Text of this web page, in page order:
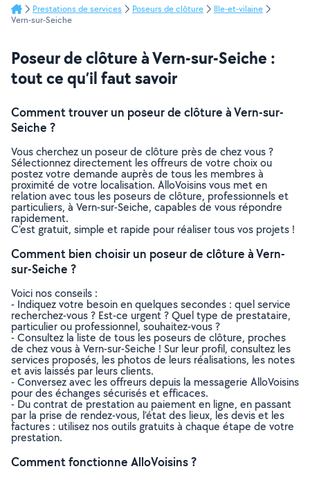
Prestations de services Poseurs de clôture
Ille-et-vilaine
Vern-sur-Seiche
Poseur de clôture à Vern-sur-Seiche :
tout ce qu’il faut savoir
Comment trouver un poseur de clôture à Vern-sur-
Seiche ?
Vous cherchez un poseur de clôture près de chez vous ?
Sélectionnez directement les offreurs de votre choix ou
postez votre demande auprès de tous les membres à
proximité de votre localisation. AlloVoisins vous met en
relation avec tous les poseurs de clôture, professionnels et
particuliers, à Vern-sur-Seiche, capables de vous répondre
rapidement.
C’est gratuit, simple et rapide pour réaliser tous vos projets !
Comment bien choisir un poseur de clôture à Vern-
sur-Seiche ?
Voici nos conseils :
- Indiquez votre besoin en quelques secondes : quel service
recherchez-vous ? Est-ce urgent ? Quel type de prestataire,
particulier ou professionnel, souhaitez-vous ?
- Consultez la liste de tous les poseurs de clôture, proches
de chez vous à Vern-sur-Seiche ! Sur leur profil, consultez les
services proposés, les photos de leurs réalisations, les notes
et avis laissés par leurs clients.
- Conversez avec les offreurs depuis la messagerie AlloVoisins
pour des échanges sécurisés et efficaces.
- Du contrat de prestation au paiement en ligne, en passant
par la prise de rendez-vous, l’état des lieux, les devis et les
factures : utilisez nos outils gratuits à chaque étape de votre
prestation.
Comment fonctionne AlloVoisins ?